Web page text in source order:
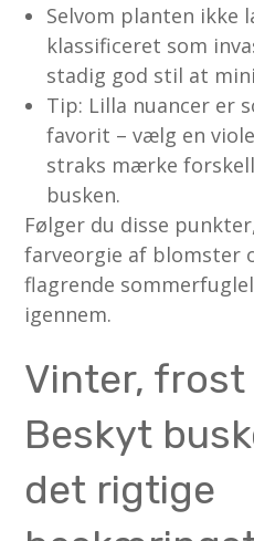
Selvom planten ikke
klassificeret som
stadig god stil at
Tip: Lilla nuancer er
favorit – vælg en
straks mærke
busken.
Følger du disse
farveorgie af blomster
flagrende
igennem.
Vinter, frost
Beskyt
det rigtige